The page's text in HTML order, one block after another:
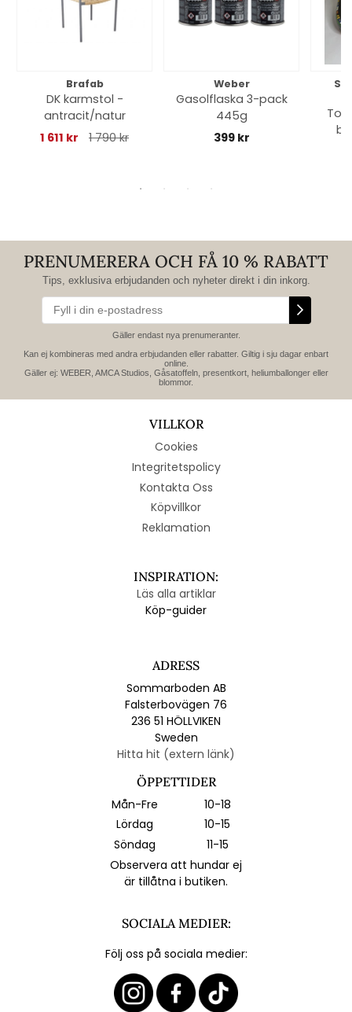
Brafab
DK karmstol -
antracit/natur
1 611 kr
1 790 kr
Weber
Gasolflaska 3-pack
445g
399 kr
PRENUMERERA OCH FÅ 10 % RABATT
Tips, exklusiva erbjudanden och nyheter direkt i din inkorg.
Gäller endast nya prenumeranter.
Kan ej kombineras med andra erbjudanden eller rabatter. Giltig i sju dagar enbart
online.
Gäller ej: WEBER, AMCA Studios, Gåsatoffeln, presentkort, heliumballonger eller
blommor.
VILLKOR
Cookies
Integritetspolicy
Kontakta Oss
Köpvillkor
Reklamation
INSPIRATION:
Läs alla artiklar
Köp-guider
ADRESS
Sommarboden AB
Falsterbovägen 76
236 51 HÖLLVIKEN
Sweden
Hitta hit (extern länk)
ÖPPETTIDER
Mån-Fre
10-18
Lördag
10-15
Söndag
11-15
Observera att hundar ej
är tillåtna i butiken.
SOCIALA MEDIER:
Följ oss på sociala medier: